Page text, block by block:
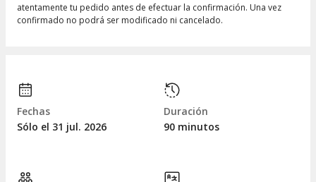
atentamente tu pedido antes de efectuar la confirmación. Una vez
confirmado no podrá ser modificado ni cancelado.
Fechas
Sólo el 31 jul. 2026
Duración
90 minutos